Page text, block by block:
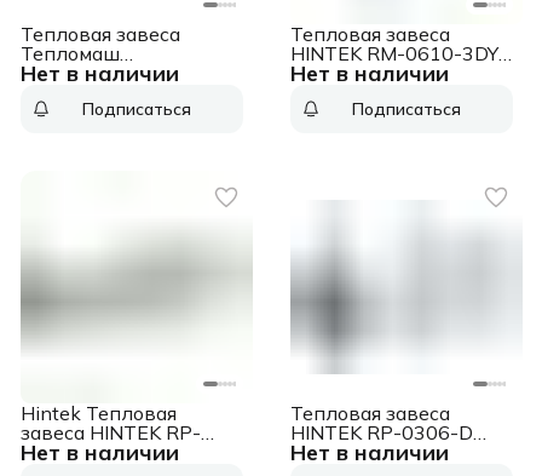
Нет в наличии
Тепловая завеса
Тепломаш
КЭВ-6П2211Е
Подписаться
Нет в наличии
Тепловая завеса
HINTEK RM-0610-3DY
(380)
Подписаться
Нет в наличии
Hintek Тепловая
завеса HINTEK RP-
0915-3DY (380)
Нет в наличии
Тепловая завеса
HINTEK RP-0306-D
(220)